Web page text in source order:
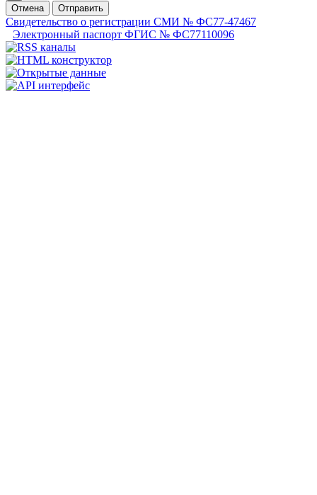
Отмена
Отправить
Свидетельство о регистрации СМИ № ФС77-47467
Электронный паспорт ФГИС № ФС77110096